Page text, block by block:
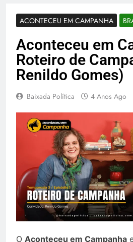
ACONTECEU EM CAMPANHA
Aconteceu em
Roteiro de
Renildo Gomes)
Baixada Política 4 Anos Ago
O Aconteceu em Campanha